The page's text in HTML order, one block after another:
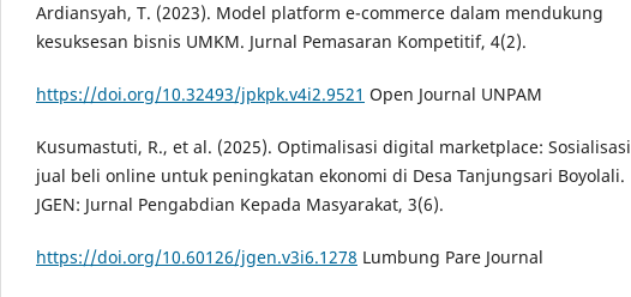
Ardiansyah, T. (2023). Model platform e-commerce dalam mendukung
kesuksesan bisnis UMKM. Jurnal Pemasaran Kompetitif, 4(2).
https://doi.org/10.32493/jpkpk.v4i2.9521 Open Journal UNPAM
Kusumastuti, R., et al. (2025). Optimalisasi digital marketplace: Sosialisasi
jual beli online untuk peningkatan ekonomi di Desa Tanjungsari Boyolali.
JGEN: Jurnal Pengabdian Kepada Masyarakat, 3(6).
https://doi.org/10.60126/jgen.v3i6.1278 Lumbung Pare Journal